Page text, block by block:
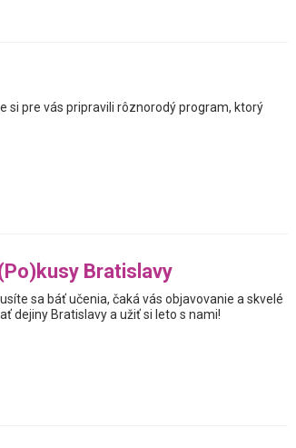
si pre vás pripravili rôznorodý program, ktorý
Bratislavy
sa báť učenia, čaká vás objavovanie a skvelé
dejiny Bratislavy a užiť si leto s nami!